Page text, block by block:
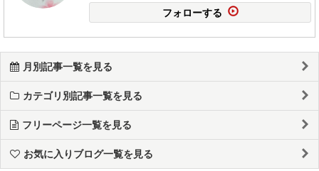
フォローする
月別記事一覧を見る
カテゴリ別記事一覧を見る
フリーページ一覧を見る
お気に入りブログ一覧を見る